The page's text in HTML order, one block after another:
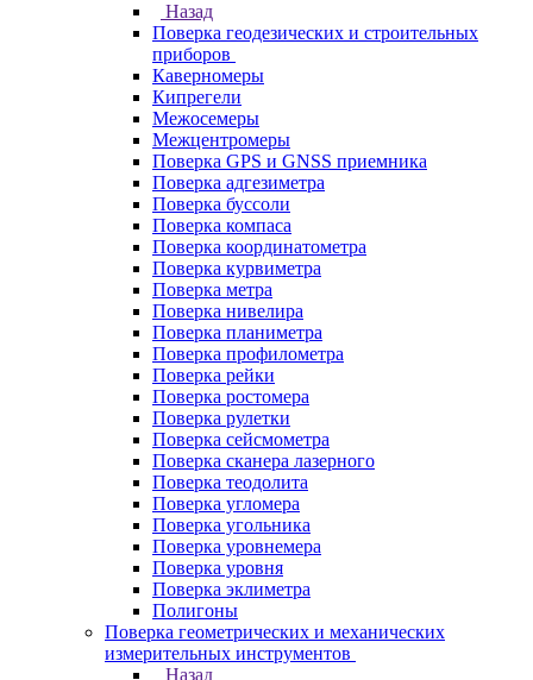
Назад
Поверка геодезических и строительных
приборов
Каверномеры
Кипрегели
Межосемеры
Межцентромеры
Поверка GPS и GNSS приемника
Поверка адгезиметра
Поверка буссоли
Поверка компаса
Поверка координатометра
Поверка курвиметра
Поверка метра
Поверка нивелира
Поверка планиметра
Поверка профилометра
Поверка рейки
Поверка ростомера
Поверка рулетки
Поверка сейсмометра
Поверка сканера лазерного
Поверка теодолита
Поверка угломера
Поверка угольника
Поверка уровнемера
Поверка уровня
Поверка эклиметра
Полигоны
Поверка геометрических и механических
измерительных инструментов
Назад